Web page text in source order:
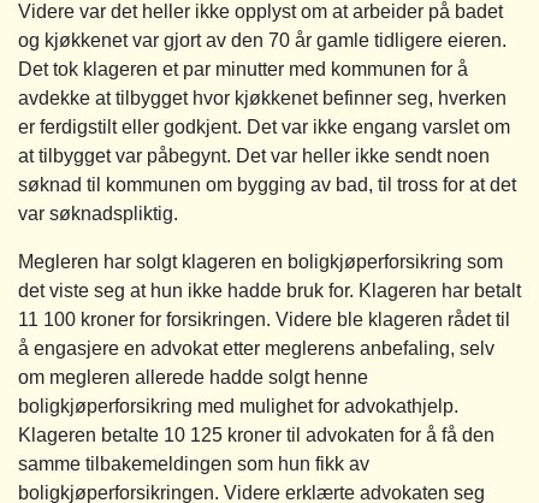
Videre var det heller ikke opplyst om at arbeider på badet
og kjøkkenet var gjort av den 70 år gamle tidligere eieren.
Det tok klageren et par minutter med kommunen for å
avdekke at tilbygget hvor kjøkkenet befinner seg, hverken
er ferdigstilt eller godkjent. Det var ikke engang varslet om
at tilbygget var påbegynt. Det var heller ikke sendt noen
søknad til kommunen om bygging av bad, til tross for at det
var søknadspliktig.
Megleren har solgt klageren en boligkjøperforsikring som
det viste seg at hun ikke hadde bruk for. Klageren har betalt
11 100 kroner for forsikringen. Videre ble klageren rådet til
å engasjere en advokat etter meglerens anbefaling, selv
om megleren allerede hadde solgt henne
boligkjøperforsikring med mulighet for advokathjelp.
Klageren betalte 10 125 kroner til advokaten for å få den
samme tilbakemeldingen som hun fikk av
boligkjøperforsikringen. Videre erklærte advokaten seg